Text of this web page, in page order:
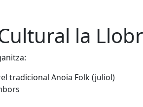
la
tradicional Anoia Folk (juliol)